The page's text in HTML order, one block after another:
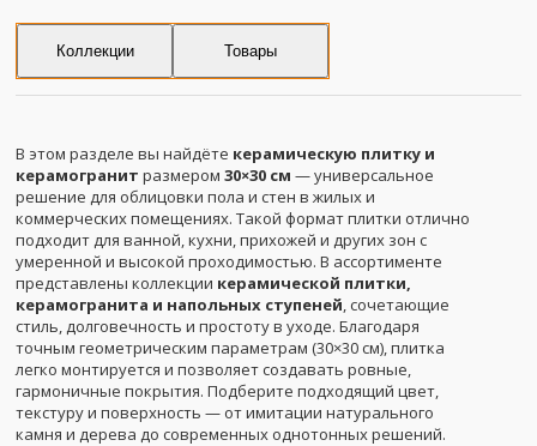
Коллекции Товары
В этом разделе вы найдёте керамическую плитку и
керамогранит размером 30×30 см — универсальное
решение для облицовки пола и стен в жилых и
коммерческих помещениях. Такой формат плитки отлично
подходит для ванной, кухни, прихожей и других зон с
умеренной и высокой проходимостью. В ассортименте
представлены коллекции керамической плитки,
керамогранита и напольных ступеней , сочетающие
стиль, долговечность и простоту в уходе. Благодаря
точным геометрическим параметрам (30×30 см), плитка
легко монтируется и позволяет создавать ровные,
гармоничные покрытия. Подберите подходящий цвет,
текстуру и поверхность — от имитации натурального
камня и дерева до современных однотонных решений.